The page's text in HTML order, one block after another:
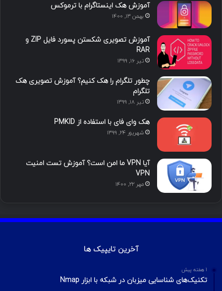
آموزش هک اینستاگرام با ترموکس
بهمن ۱۳, ۱۴۰۰
آموزش تصویری شکستن پسورد فایل ZIP و
RAR
تیر ۱۶, ۱۳۹۹
چطور تلگرام را هک کنیم؟ آموزش تصویری هک
تلگرام
تیر ۱۸, ۱۳۹۹
هک وای فای با استفاده از PMKID
شهریور ۲۴, ۱۳۹۹
آیا VPN ما امن است؟ آموزش تست امنیت
VPN
مهر ۲۲, ۱۴۰۰
آخرین تایپیک ها
1 هفته پیش
تکنیک‌های شناسایی میزبان در شبکه با ابزار Nmap